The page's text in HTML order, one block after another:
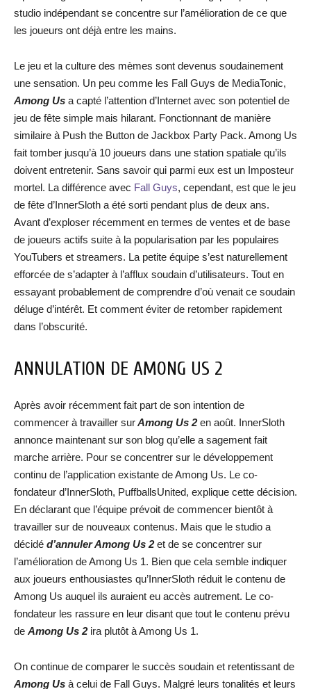
studio indépendant se concentre sur l’amélioration de ce que
les joueurs ont déjà entre les mains.
Le jeu et la culture des mèmes sont devenus soudainement
une sensation. Un peu comme les Fall Guys de MediaTonic,
Among Us a capté l’attention d’Internet avec son potentiel de
jeu de fête simple mais hilarant. Fonctionnant de manière
similaire à Push the Button de Jackbox Party Pack. Among Us
fait tomber jusqu’à 10 joueurs dans une station spatiale qu’ils
doivent entretenir. Sans savoir qui parmi eux est un Imposteur
mortel. La différence avec Fall Guys, cependant, est que le jeu
de fête d’InnerSloth a été sorti pendant plus de deux ans.
Avant d’exploser récemment en termes de ventes et de base
de joueurs actifs suite à la popularisation par les populaires
YouTubers et streamers. La petite équipe s’est naturellement
efforcée de s’adapter à l’afflux soudain d’utilisateurs. Tout en
essayant probablement de comprendre d’où venait ce soudain
déluge d’intérêt. Et comment éviter de retomber rapidement
dans l’obscurité.
ANNULATION DE AMONG US 2
Après avoir récemment fait part de son intention de
commencer à travailler surAmong Us 2en août. InnerSloth
annonce maintenant sur son blog qu’elle a sagement fait
marche arrière. Pour se concentrer sur le développement
continu de l’application existante de Among Us. Le co-
fondateur d’InnerSloth, PuffballsUnited, explique cette décision.
En déclarant que l’équipe prévoit de commencer bientôt à
travailler sur de nouveaux contenus. Mais que le studio a
décidé d’annuler Among Us 2et de se concentrer sur
l’amélioration de Among Us 1. Bien que cela semble indiquer
aux joueurs enthousiastes qu’InnerSloth réduit le contenu de
Among Us auquel ils auraient eu accès autrement. Le co-
fondateur les rassure en leur disant que tout le contenu prévu
de Among Us 2 ira plutôt à Among Us 1.
On continue de comparer le succès soudain et retentissant de
Among Us à celui de Fall Guys. Malgré leurs tonalités et leurs